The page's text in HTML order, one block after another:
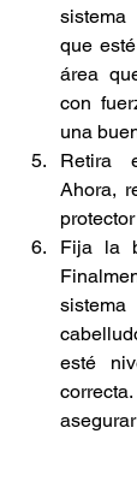
sistema
que
área
con
una
Retira
Ahora,
Fija la
esté